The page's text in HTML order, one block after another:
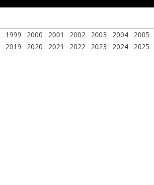
1999 2000 2001 2002 2003 2004 2005
2019 2020 2021 2022 2023 2024 2025